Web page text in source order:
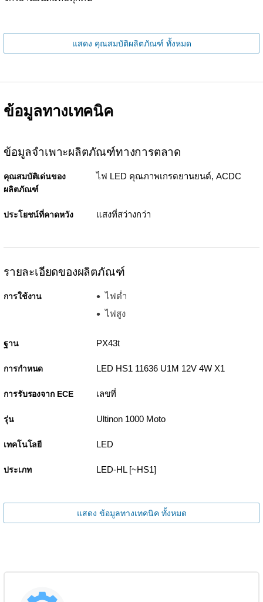
แสดง คุณสมบัติผลิตภัณฑ์ ทั้งหมด
ข้อมูลทางเทคนิค
ข้อมูลจำเพาะผลิตภัณฑ์ทางการตลาด
คุณสมบัติเด่นของ
ผลิตภัณฑ์
ไฟ LED คุณภาพเกรดยานยนต์, ACDC
ประโยชน์ที่คาดหวัง แสงที่สว่างกว่า
รายละเอียดของผลิตภัณฑ์
การใช้งาน
ไฟต่ำ
ไฟสูง
ฐาน PX43t
การกำหนด LED HS1 11636 U1M 12V 4W X1
การรับรองจาก ECE เลขที่
รุ่น Ultinon 1000 Moto
เทคโนโลยี LED
ประเภท LED-HL [~HS1]
แสดง ข้อมูลทางเทคนิค ทั้งหมด